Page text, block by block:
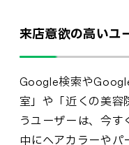
来店意欲の高いユ
Google検索や
室」や「近くの美容
うユーザーは、今す
中にヘアカラーやパ